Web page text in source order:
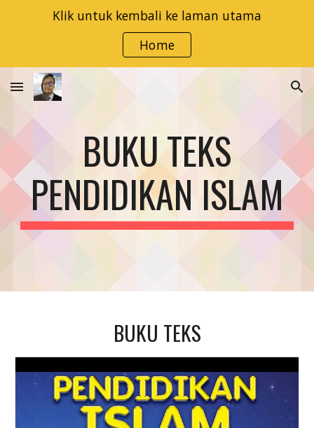
Klik untuk kembali ke laman utama
Home
BUKU TEKS
PENDIDIKAN ISLAM
BUKU TEKS